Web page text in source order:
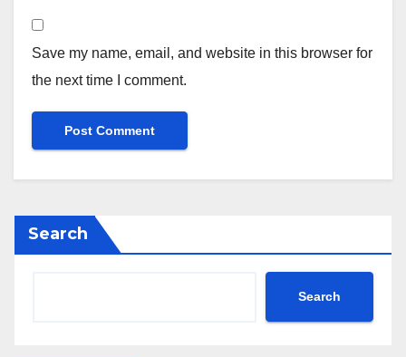
Save my name, email, and website in this browser for
the next time I comment.
Search
Search